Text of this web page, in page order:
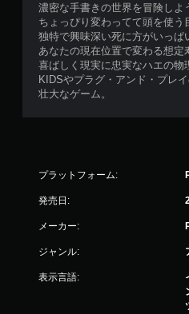
濃密な手書きの世界を冒険しよ
ちょっぴり変わってて頭を使う
独特で興味深い死に方がいっぱ
あなたの現在位置で変わる想定
喜ばしく現実に忠実なハエの物
KIDSやプラグ・アンド・プレ
壮大なゲーム。
プラットフォーム:
発売日:
メーカー:
ジャンル:
表示言語: